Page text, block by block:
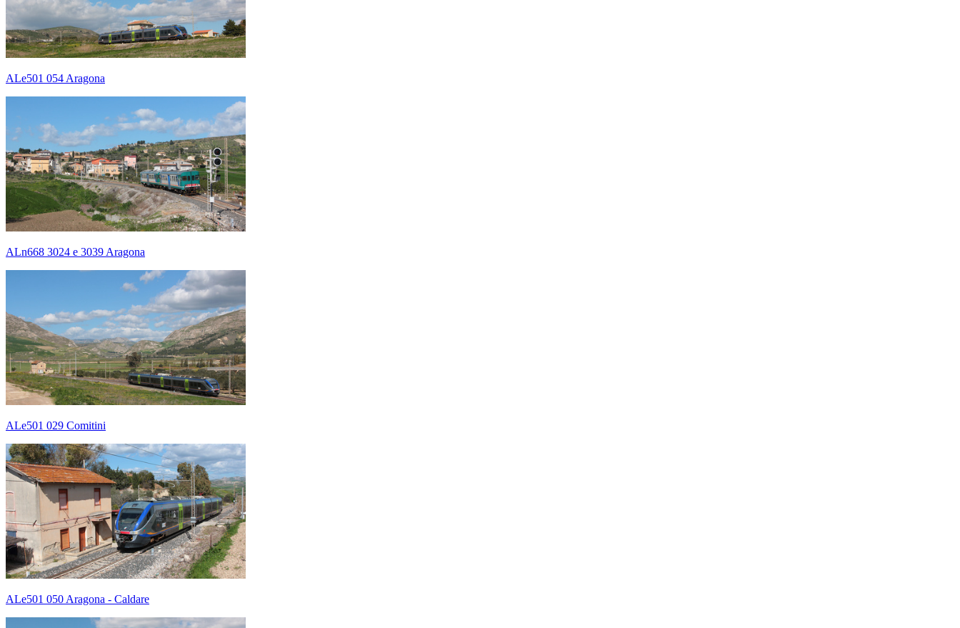
ALe501 054 Aragona
ALn668 3024 e 3039 Aragona
ALe501 029 Comitini
ALe501 050 Aragona - Caldare